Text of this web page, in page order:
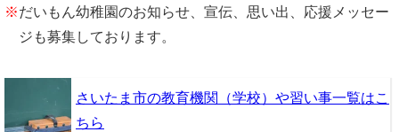
※だいもん幼稚園のお知らせ、宣伝、思い出、応援メッセー
ジも募集しております。
さいたま市の教育機関（学校）や習い事一覧はこ
ちら